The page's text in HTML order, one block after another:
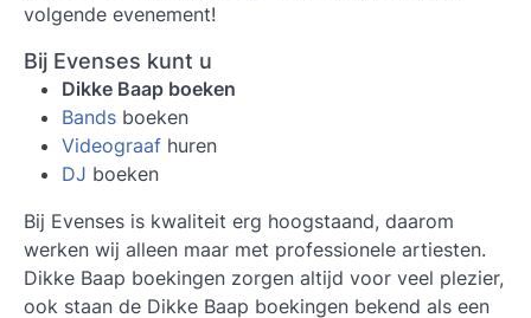
volgende evenement!
Bij Evenses kunt u
Dikke Baap boeken
Bands boeken
Videograaf huren
DJ boeken
Bij Evenses is kwaliteit erg hoogstaand, daarom
werken wij alleen maar met professionele artiesten.
Dikke Baap boekingen zorgen altijd voor veel plezier,
ook staan de Dikke Baap boekingen bekend als een